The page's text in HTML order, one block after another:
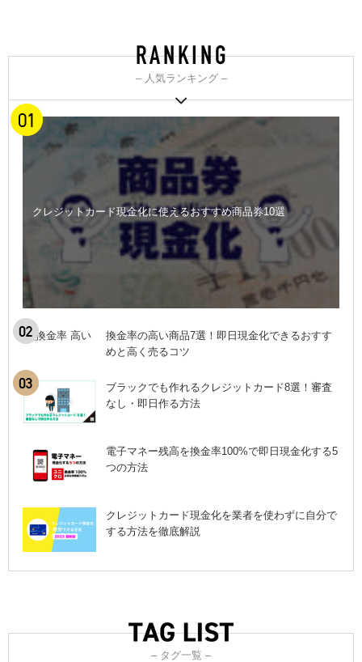
– 人気ランキング –
クレジットカード現金化に使えるおすすめ商品券10選
換金率の高い商品7選！即日現金化できるおすす
めと高く売るコツ
ブラックでも作れるクレジットカード8選！審査
なし・即日作る方法
電子マネー残高を換金率100%で即日現金化する5
つの方法
クレジットカード現金化を業者を使わずに自分で
する方法を徹底解説
– タグ一覧 –